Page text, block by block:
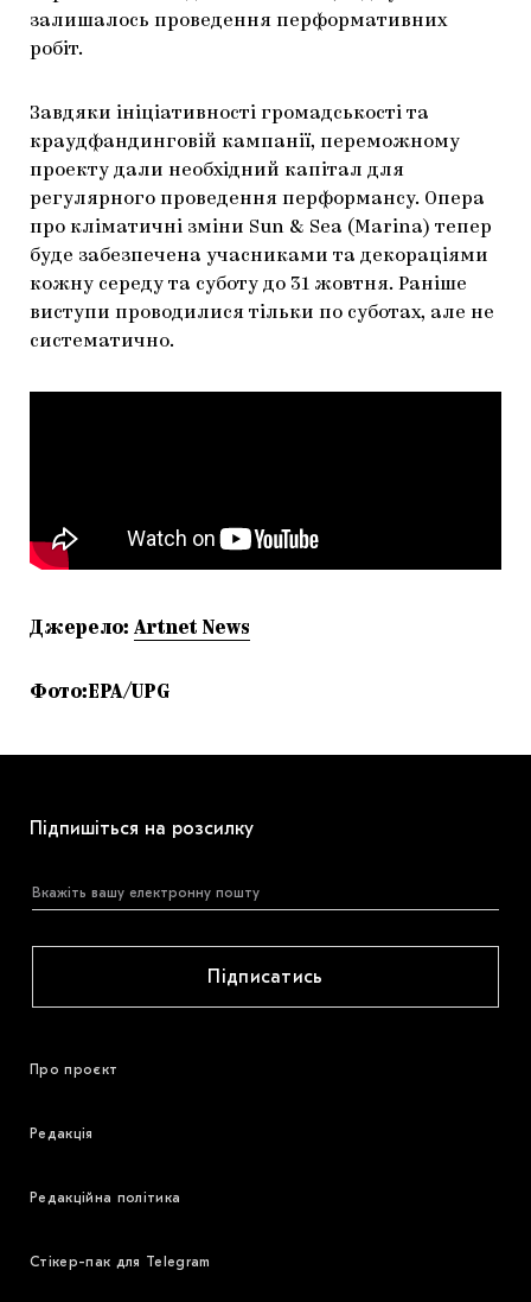
залишалось проведення перформативних
робіт.
Завдяки ініціативності громадськості та
краудфандинговій кампанії, переможному
проекту дали необхідний капітал для
регулярного проведення перформансу. Опера
про кліматичні зміни Sun & Sea (Marina) тепер
буде забезпечена учасниками та декораціями
кожну середу та суботу до 31 жовтня. Раніше
виступи проводилися тільки по суботах, але не
систематично.
Джерело: Artnet News
Фото:EPA/UPG
Підпишіться на розсилку
Підписатись
Про проєкт
Редакція
Редакційна політика
Стікер-пак для Telegram